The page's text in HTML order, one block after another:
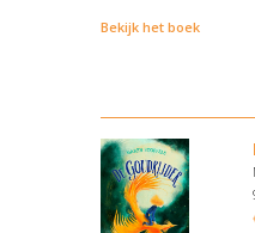
Bekijk het boek